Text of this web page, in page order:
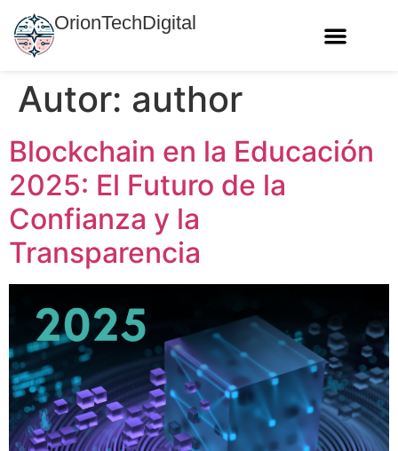
OrionTechDigital
Autor: author
Blockchain en la Educación
2025: El Futuro de la
Confianza y la
Transparencia